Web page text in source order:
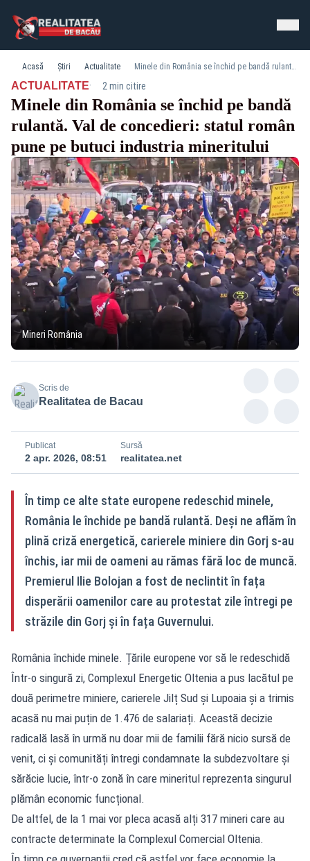
Acasă Știri Actualitate Minele din România se închid pe bandă rulantă. Val de concedieri: statul român pune pe butuci industria mineritului
ACTUALITATE· 2 min citire
Minele din România se închid pe bandă
rulantă. Val de concedieri: statul român
pune pe butuci industria mineritului
Mineri România
Scris de
Realitatea de Bacau
Publicat
2 apr. 2026, 08:51
Sursă
realitatea.net
În timp ce alte state europene redeschid minele,
România le închide pe bandă rulantă. Deși ne aflăm în
plină criză energetică, carierele miniere din Gorj s-au
închis, iar mii de oameni au rămas fără loc de muncă.
Premierul Ilie Bolojan a fost de neclintit în fața
disperării oamenilor care au protestat zile întregi pe
străzile din Gorj și în fața Guvernului.
România închide minele. Țările europene vor să le redeschidă
Într-o singură zi, Complexul Energetic Oltenia a pus lacătul pe
două perimetre miniere, carierele Jilț Sud și Lupoaia și a trimis
acasă nu mai puțin de 1.476 de salariați. Această decizie
radicală lasă în urmă nu doar mii de familii fără nicio sursă de
venit, ci și comunități întregi condamnate la subdezvoltare și
sărăcie lucie, într-o zonă în care mineritul reprezenta singurul
plămân economic funcțional.
De altfel, de la 1 mai vor pleca acasă alți 317 mineri care au
contracte determinate la Complexul Comercial Oltenia.